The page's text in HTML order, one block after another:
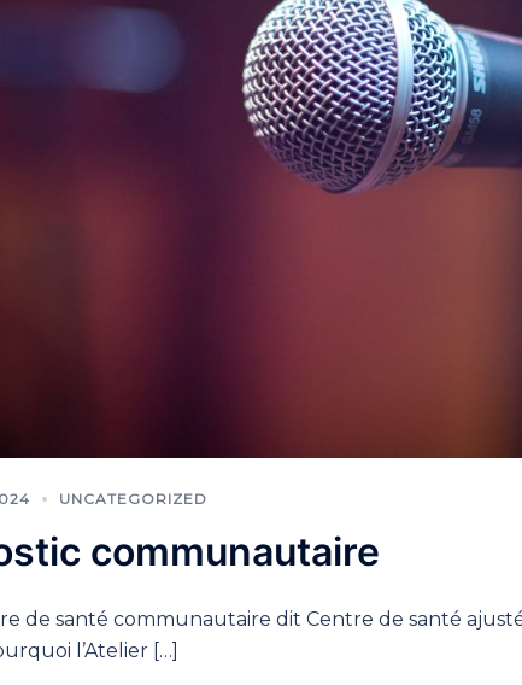
UNCATEGORIZED
communautaire
de santé communautaire dit Centre de santé
l’Atelier […]